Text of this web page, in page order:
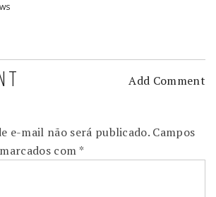
Add Comment
e-mail não será publicado. Campos
com *